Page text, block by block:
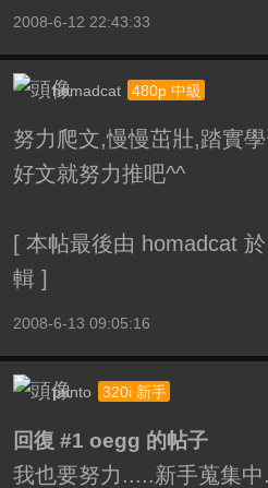
2008-6-12 22:43:33
homadcat 480p 中級
努力爬文,慢慢茁壯,踏實
好文就努力推吧^^
[本帖最後由 homadcat
輯 ]
2008-6-13 09:05:16
punto 320i 新手
回復 #1 oegg 的帖子
我也要努力.....新手蒐集